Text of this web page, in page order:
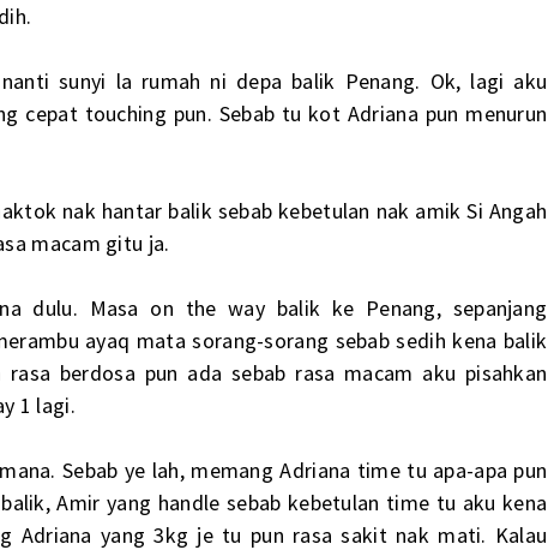
sunyi la rumah ni depa balik Penang. Ok, lagi aku
cepat touching pun. Sebab tu kot Adriana pun menurun
nak hantar balik sebab kebetulan nak amik Si Angah
macam gitu ja.
dulu. Masa on the way balik ke Penang, sepanjang
ayaq mata sorang-sorang sebab sedih kena balik
berdosa pun ada sebab rasa macam aku pisahkan
1 lagi.
Sebab ye lah, memang Adriana time tu apa-apa pun
Amir yang handle sebab kebetulan time tu aku kena
Adriana yang 3kg je tu pun rasa sakit nak mati. Kalau